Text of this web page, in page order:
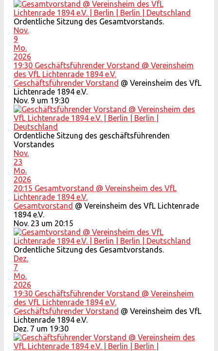
Ordentliche Sitzung des Gesamtvorstands.
Nov.
9
Mo.
2026
19:30 Geschäftsführender Vorstand @ Vereinsheim
des VfL Lichtenrade 1894 e.V.
Geschäftsführender Vorstand @ Vereinsheim des VfL
Lichtenrade 1894 e.V.
Nov. 9 um 19:30
Ordentliche Sitzung des geschäftsführenden
Vorstandes
Nov.
23
Mo.
2026
20:15 Gesamtvorstand @ Vereinsheim des VfL
Lichtenrade 1894 e.V.
Gesamtvorstand @ Vereinsheim des VfL Lichtenrade
1894 e.V.
Nov. 23 um 20:15
Ordentliche Sitzung des Gesamtvorstands.
Dez.
7
Mo.
2026
19:30 Geschäftsführender Vorstand @ Vereinsheim
des VfL Lichtenrade 1894 e.V.
Geschäftsführender Vorstand @ Vereinsheim des VfL
Lichtenrade 1894 e.V.
Dez. 7 um 19:30